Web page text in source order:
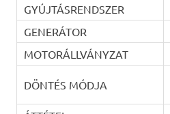
GYÚJTÁSRENDSZER
GENERÁTOR
MOTORÁLLVÁNYZAT
DÖNTÉS MÓDJA